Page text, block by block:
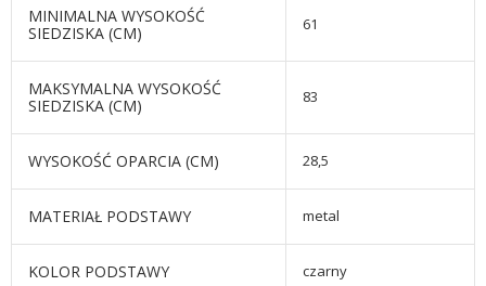
MINIMALNA WYSOKOŚĆ
SIEDZISKA (CM)
61
MAKSYMALNA WYSOKOŚĆ
SIEDZISKA (CM)
83
WYSOKOŚĆ OPARCIA (CM) 28,5
MATERIAŁ PODSTAWY metal
KOLOR PODSTAWY czarny